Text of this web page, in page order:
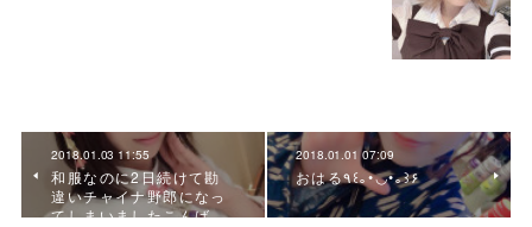
2018.01.03 11:55
和服なのに2日続けて勘
違いチャイナ野郎になっ
てしまいましたこんば…
2018.01.01 07:09
おはる٩꒰｡•◡•｡꒱۶